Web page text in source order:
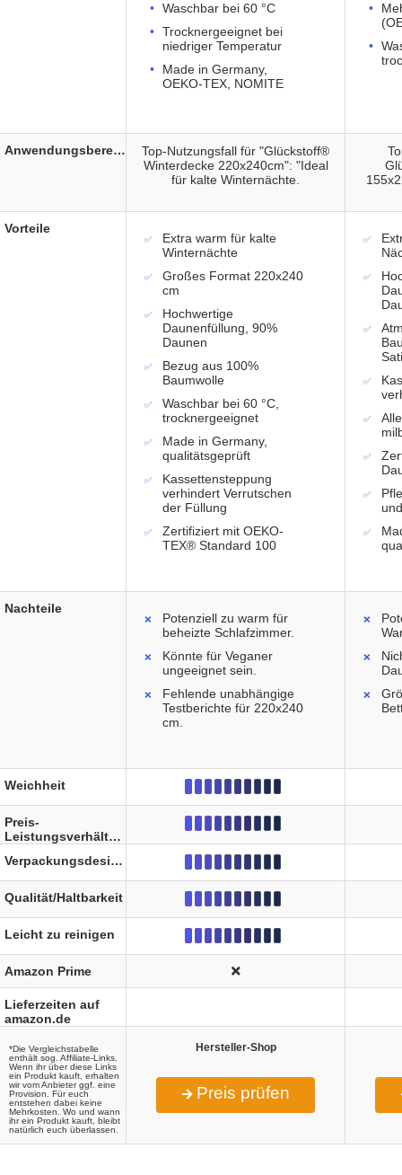
Waschbar bei 60 °C
Trocknergeeignet bei
niedriger Temperatur
Made in Germany,
OEKO-TEX, NOMITE
Top-Nutzungsfall für "Glückstoff®
Winterdecke 220x240cm": "Ideal
für kalte Winternächte.
Extra warm für kalte
Winternächte
Großes Format 220x240
cm
Hochwertige
Daunenfüllung, 90%
Daunen
Bezug aus 100%
Baumwolle
Waschbar bei 60 °C,
trocknergeeignet
Made in Germany,
qualitätsgeprüft
Kassettensteppung
verhindert Verrutschen
der Füllung
Zertifiziert mit OEKO-
TEX® Standard 100
Potenziell zu warm für
beheizte Schlafzimmer.
Könnte für Veganer
ungeeignet sein.
Fehlende unabhängige
Testberichte für 220x240
cm.
Hersteller-Shop
Preis prüfen
Anwendungsbereich
Vorteile
Nachteile
Weichheit
Preis-
Leistungsverhältnis
Verpackungsdesign
Qualität/Haltbarkeit
Leicht zu reinigen
Amazon Prime
Lieferzeiten auf
amazon.de
*Die Vergleichstabelle
enthält sog. Affiliate-Links.
Wenn ihr über diese Links
ein Produkt kauft, erhalten
wir vom Anbieter ggf. eine
Provision. Für euch
entstehen dabei keine
Mehrkosten. Wo und wann
ihr ein Produkt kauft, bleibt
natürlich euch überlassen.